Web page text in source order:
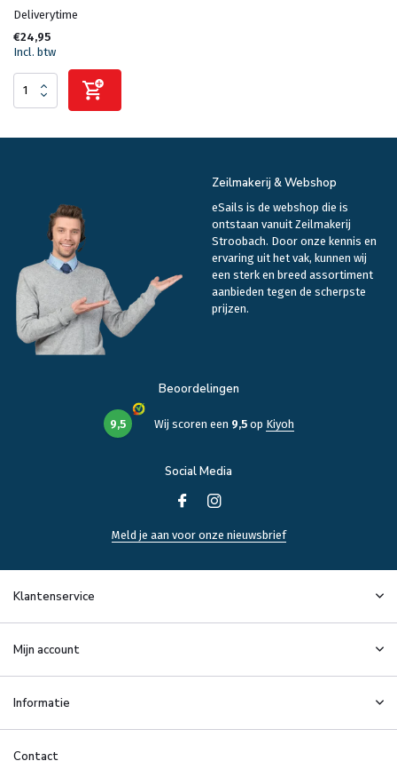
Deliverytime
€24,95
Incl. btw
Zeilmakerij & Webshop
eSails is de webshop die is
ontstaan vanuit Zeilmakerij
Stroobach. Door onze kennis en
ervaring uit het vak, kunnen wij
een sterk en breed assortiment
aanbieden tegen de scherpste
prijzen.
Beoordelingen
9,5 Wij scoren een 9,5op Kiyoh
Social Media
Meld je aan voor onze nieuwsbrief
Klantenservice
Mijn account
Informatie
Contact